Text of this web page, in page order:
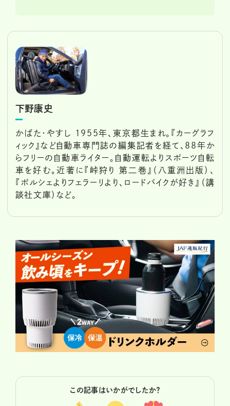
下野康史
かばた・やすし 1955年、東京都生まれ。『カーグラフ
ィック』など自動車専門誌の編集記者を経て、88年か
らフリーの自動車ライター。自動運転よりスポーツ自転
車を好む。近著に『峠狩り 第二巻』（八重洲出版）、
『ポルシェよりフェラーリより、ロードバイクが好き』（講
談社文庫）など。
この記事はいかがでしたか？